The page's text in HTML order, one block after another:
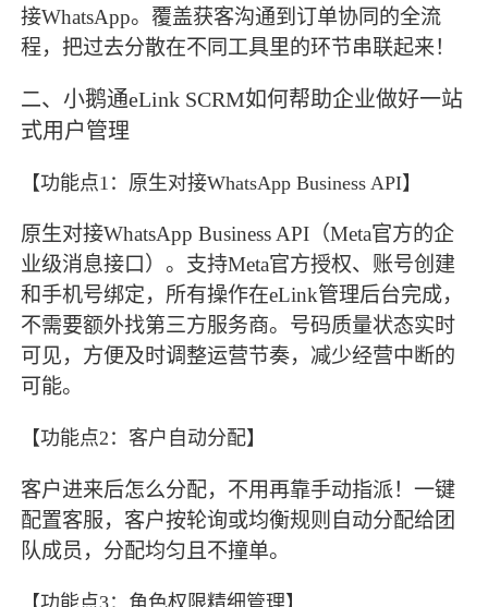
接WhatsApp。覆盖获客沟通到订单协同的全流
程，把过去分散在不同工具里的环节串联起来！
二、小鹅通eLink SCRM如何帮助企业做好一站
式用户管理
【功能点1：原生对接WhatsApp Business API】
原生对接WhatsApp Business API（Meta官方的企
业级消息接口）。支持Meta官方授权、账号创建
和手机号绑定，所有操作在eLink管理后台完成，
不需要额外找第三方服务商。号码质量状态实时
可见，方便及时调整运营节奏，减少经营中断的
可能。
【功能点2：客户自动分配】
客户进来后怎么分配，不用再靠手动指派！一键
配置客服，客户按轮询或均衡规则自动分配给团
队成员，分配均匀且不撞单。
【功能点3：角色权限精细管理】